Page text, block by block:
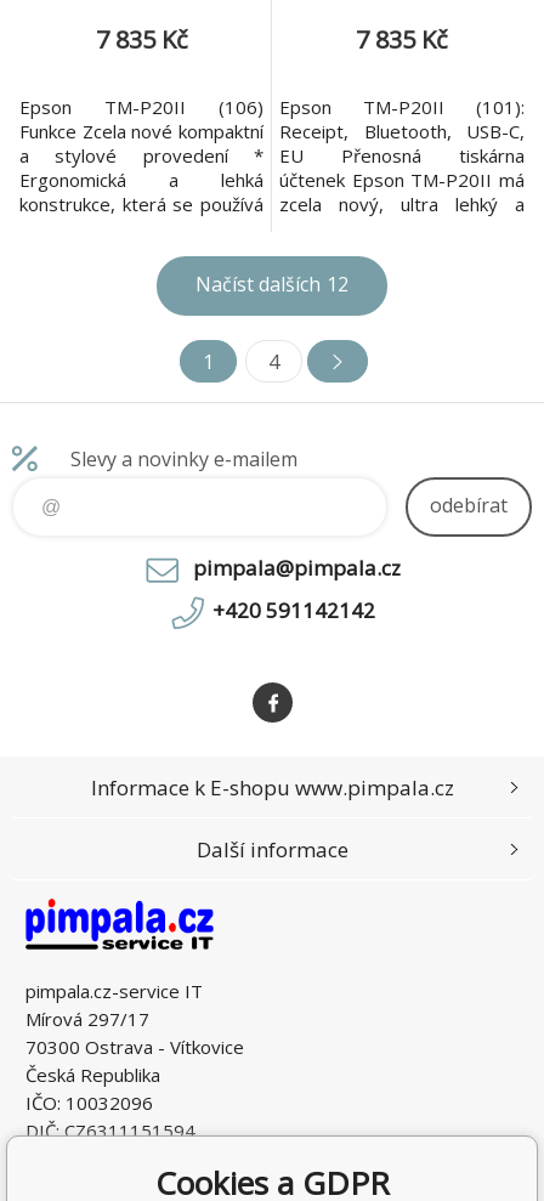
7 835 Kč
Epson TM-P20II (106)
Funkce Zcela nové kompaktní
a stylové provedení *
Ergonomická a lehká
konstrukce, která se používá
kdykoli * Ideální pro mobilní
použití, včetně integrace ve
vozidlech Extrémně robustní
odolnost proti nárazům a
krytí IP54 proti prachu a
vodě Vynikaj
7 835 Kč
Epson TM-P20II (101):
Receipt, Bluetooth, USB-C,
EU Přenosná tiskárna
účtenek Epson TM-P20II má
zcela nový, ultra lehký a
nových a pokročilých funkcí a
zvýšenou odolnost. Nabízí
vynikající flexibilitu,
snadné použití. Je ideální pro
rušná, mobilní prostředí,
např. v oblasti maloobc
Načíst dalších 12
1 4
Slevy a novinky e-mailem
odebírat
pimpala@pimpala.cz
+420 591142142
pimpala.cz-service IT
Mírová 297/17
70300 Ostrava - Vítkovice
Česká Republika
IČO: 10032096
DIČ: CZ6311151594
Informace k E-shopu www.pimpala.cz
Další informace
Cookies a GDPR